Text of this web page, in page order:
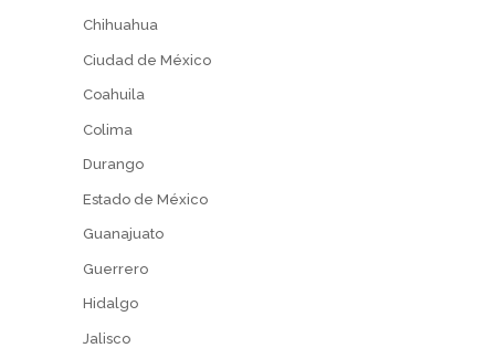
Chihuahua
Ciudad de México
Coahuila
Colima
Durango
Estado de México
Guanajuato
Guerrero
Hidalgo
Jalisco